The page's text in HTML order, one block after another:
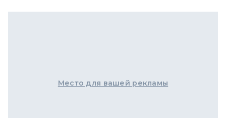
Место для вашей рекламы